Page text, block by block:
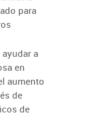
para
a
en
aumento
de
de